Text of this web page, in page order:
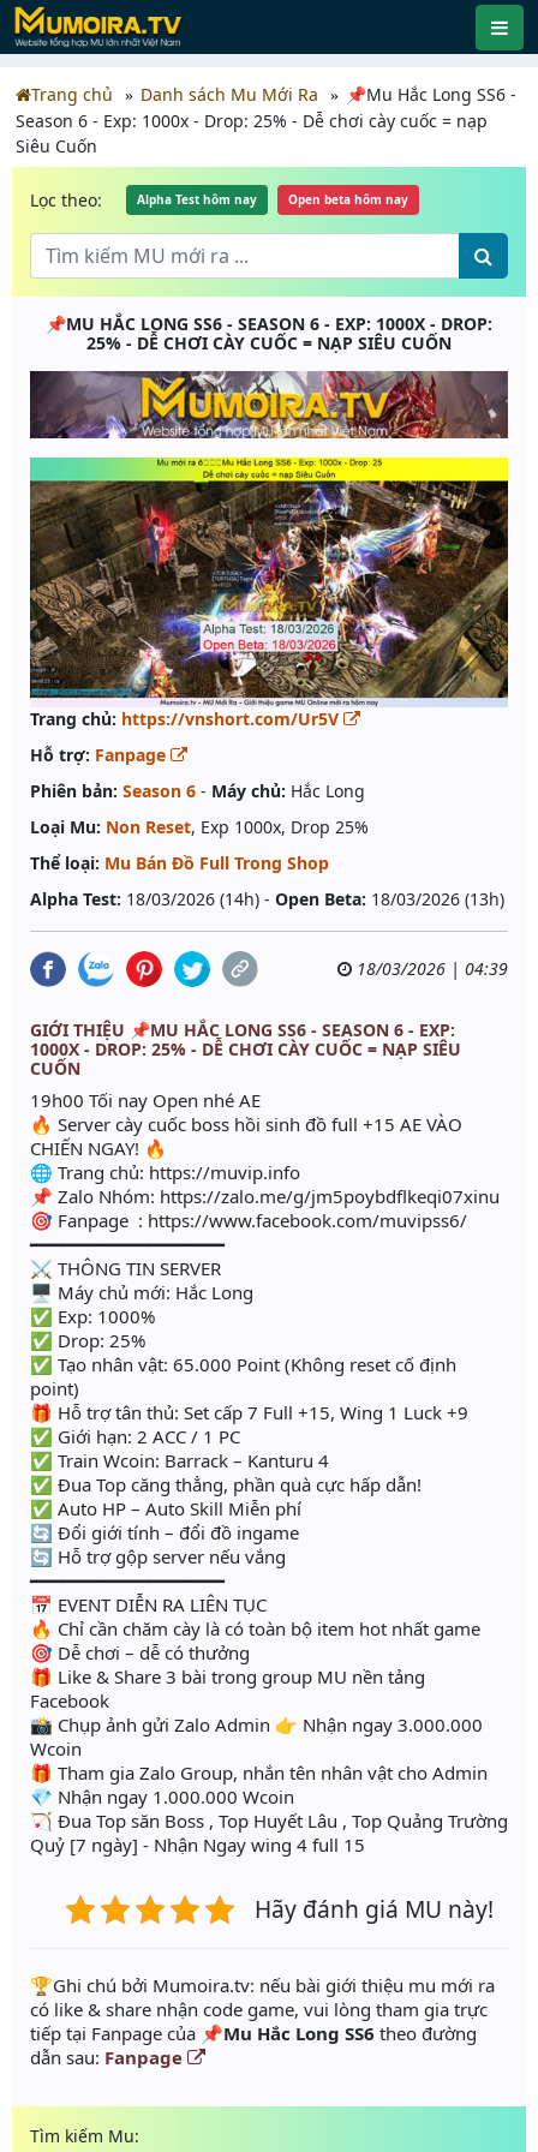
Trang chủ Danh sách Mu Mới Ra
📌Mu Hắc Long SS6 -
Season 6 - Exp: 1000x - Drop: 25% - Dễ chơi cày cuốc = nạp
Siêu Cuốn
Lọc theo: Alpha Test hôm nay Open beta hôm nay
📌MU HẮC LONG SS6 - SEASON 6 - EXP: 1000X - DROP:
25% - DỄ CHƠI CÀY CUỐC = NẠP SIÊU CUỐN
Trang chủ: https://vnshort.com/Ur5V
Hỗ trợ: Fanpage
Phiên bản: Season 6 - Máy chủ: Hắc Long
Loại Mu: Non Reset, Exp 1000x, Drop 25%
Thể loại: Mu Bán Đồ Full Trong Shop
Alpha Test: 18/03/2026 (14h) - Open Beta: 18/03/2026 (13h)
18/03/2026 | 04:39
GIỚI THIỆU 📌MU HẮC LONG SS6 - SEASON 6 - EXP:
1000X - DROP: 25% - DỄ CHƠI CÀY CUỐC = NẠP SIÊU
CUỐN
19h00 Tối nay Open nhé AE
🔥 Server cày cuốc boss hồi sinh đồ full +15 AE VÀO
CHIẾN NGAY! 🔥
🌐 Trang chủ: https://muvip.info
📌 Zalo Nhóm: https://zalo.me/g/jm5poybdflkeqi07xinu
🎯 Fanpage : https://www.facebook.com/muvipss6/
━━━━━━━━━━━━━━━━━━
⚔️ THÔNG TIN SERVER
🖥 Máy chủ mới: Hắc Long
✅ Exp: 1000%
✅ Drop: 25%
✅ Tạo nhân vật: 65.000 Point (Không reset cố định
point)
🎁 Hỗ trợ tân thủ: Set cấp 7 Full +15, Wing 1 Luck +9
✅ Giới hạn: 2 ACC / 1 PC
✅ Train Wcoin: Barrack – Kanturu 4
✅ Đua Top căng thẳng, phần quà cực hấp dẫn!
✅ Auto HP – Auto Skill Miễn phí
🔄 Đổi giới tính – đổi đồ ingame
🔄 Hỗ trợ gộp server nếu vắng
━━━━━━━━━━━━━━━━━━
📅 EVENT DIỄN RA LIÊN TỤC
🔥 Chỉ cần chăm cày là có toàn bộ item hot nhất game
🎯 Dễ chơi – dễ có thưởng
🎁 Like & Share 3 bài trong group MU nền tảng
Facebook
📸 Chụp ảnh gửi Zalo Admin 👉 Nhận ngay 3.000.000
Wcoin
🎁 Tham gia Zalo Group, nhắn tên nhân vật cho Admin
💎 Nhận ngay 1.000.000 Wcoin
🏹 Đua Top săn Boss , Top Huyết Lâu , Top Quảng Trường
Quỷ [7 ngày] - Nhận Ngay wing 4 full 15
Hãy đánh giá MU này!
️🏆Ghi chú bởi Mumoira.tv: nếu bài giới thiệu mu mới ra
có like & share nhận code game, vui lòng tham gia trực
tiếp tại Fanpage của 📌Mu Hắc Long SS6 theo đường
dẫn sau: Fanpage
Tìm kiếm Mu: